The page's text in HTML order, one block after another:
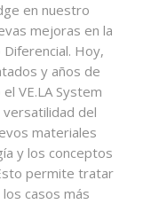
en nuestro
mejoras en la
Diferencial. Hoy,
y años de
VE.LA System
versatilidad del
materiales
y los conceptos
permite tratar
casos más